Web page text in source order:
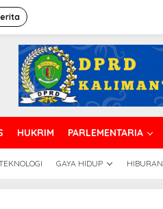
HUKRIM PARLEMENTARIA
GAYA HIDUP HIBURAN